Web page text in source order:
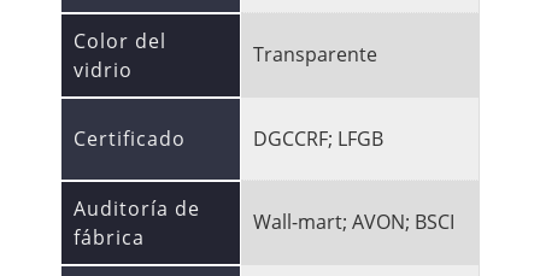
Color del
vidrio
Transparente
Certificado DGCCRF; LFGB
Auditoría de
fábrica
Wall-mart; AVON; BSCI